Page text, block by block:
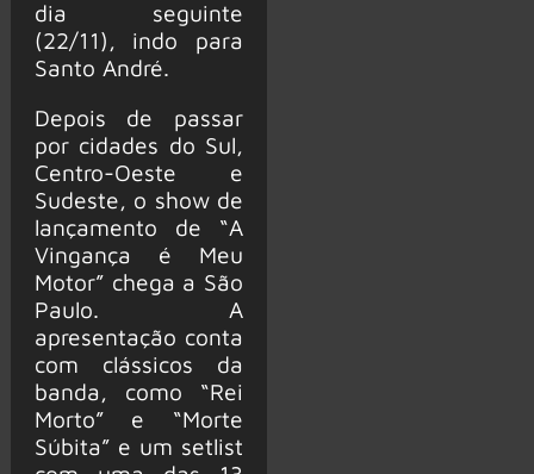
dia seguinte
(22/11), indo para
Santo André.
Depois de passar
por cidades do Sul,
Centro-Oeste e
Sudeste, o show de
lançamento de “A
Vingança é Meu
Motor” chega a São
Paulo. A
apresentação conta
com clássicos da
banda, como “Rei
Morto” e “Morte
Súbita” e um setlist